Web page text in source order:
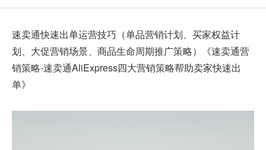
速卖通快速出单运营技巧（单品营销计划、买家权益计
划、大促营销场景、商品生命周期推广策略）《速卖通营
销策略-速卖通AliExpress四大营销策略帮助卖家快速出
单》